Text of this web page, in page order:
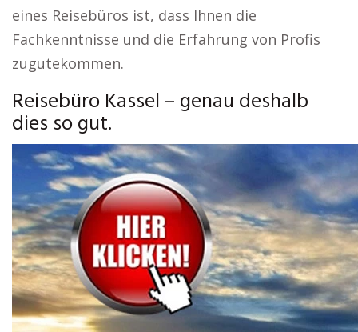
eines Reisebüros ist, dass Ihnen die
Fachkenntnisse und die Erfahrung von Profis
zugutekommen.
Reisebüro Kassel – genau deshalb
dies so gut.